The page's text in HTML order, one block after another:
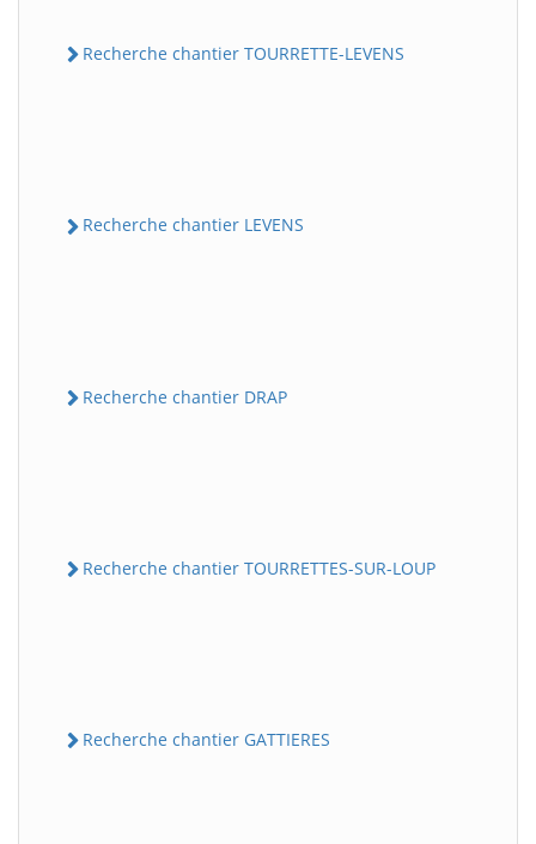
Recherche chantier TOURRETTE-LEVENS
Recherche chantier LEVENS
Recherche chantier DRAP
Recherche chantier TOURRETTES-SUR-LOUP
Recherche chantier GATTIERES